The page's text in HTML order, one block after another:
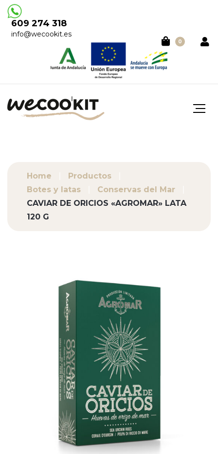
609 274 318
info@wecookit.es
0
Home
Productos
Botes y latas
Conservas del Mar
CAVIAR DE ORICIOS «AGROMAR» LATA
120 G